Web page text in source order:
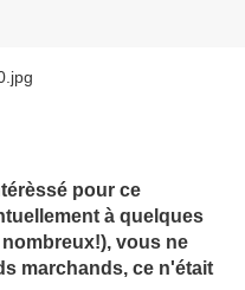
pour ce
à quelques
vous ne
marchands, ce n'était